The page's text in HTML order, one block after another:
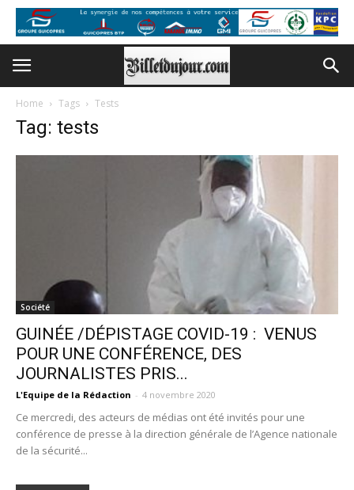
Home Tags Tests
Tag: tests
Société
GUINÉE /DÉPISTAGE COVID-19 : VENUS
POUR UNE CONFÉRENCE, DES
JOURNALISTES PRIS...
L'Equipe de la Rédaction - 4 novembre 2020
Ce mercredi, des acteurs de médias ont été invités pour une
conférence de presse à la direction générale de l’Agence nationale
de la sécurité...